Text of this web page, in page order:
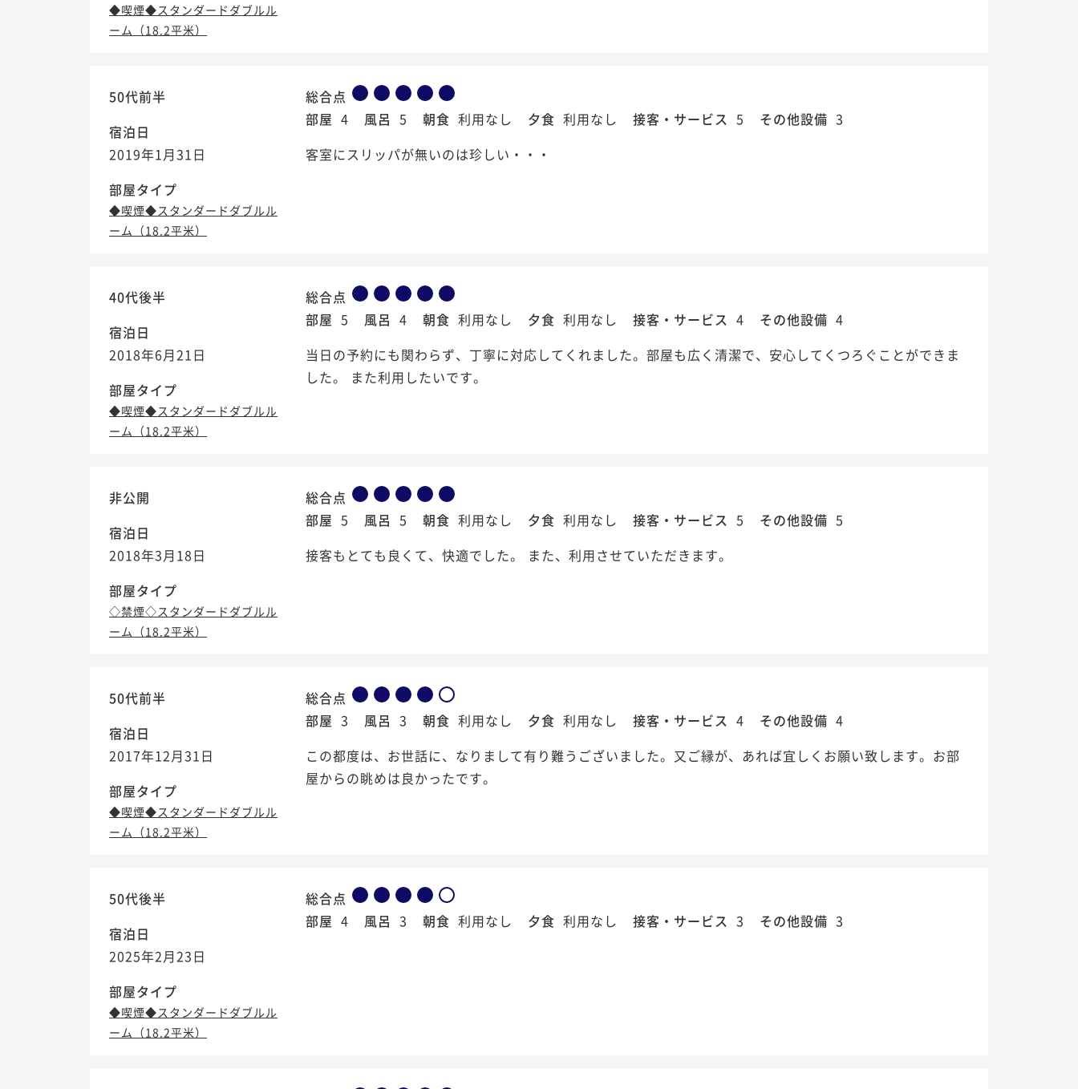
◆喫煙◆スタンダードダブルル
ーム（18.2平米）
50代前半
宿泊日
2019年1月31日
部屋タイプ
◆喫煙◆スタンダードダブルル
ーム（18.2平米）
総合点
部屋 4 風呂 5 朝食 利用なし 夕食 利用なし 接客・サービス 5 その他設備 3
客室にスリッパが無いのは珍しい・・・
40代後半
宿泊日
2018年6月21日
部屋タイプ
◆喫煙◆スタンダードダブルル
ーム（18.2平米）
総合点
部屋 5 風呂 4 朝食 利用なし 夕食 利用なし 接客・サービス 4 その他設備 4
当日の予約にも関わらず、丁寧に対応してくれました。部屋も広く清潔で、安心してくつろぐことができま
した。 また利用したいです。
非公開
宿泊日
2018年3月18日
部屋タイプ
◇禁煙◇スタンダードダブルル
ーム（18.2平米）
総合点
部屋 5 風呂 5 朝食 利用なし 夕食 利用なし 接客・サービス 5 その他設備 5
接客もとても良くて、快適でした。 また、利用させていただきます。
50代前半
宿泊日
2017年12月31日
部屋タイプ
◆喫煙◆スタンダードダブルル
ーム（18.2平米）
総合点
部屋 3 風呂 3 朝食 利用なし 夕食 利用なし 接客・サービス 4 その他設備 4
この都度は、お世話に、なりまして有り難うございました。又ご縁が、あれば宜しくお願い致します。お部
屋からの眺めは良かったです。
50代後半
宿泊日
2025年2月23日
部屋タイプ
◆喫煙◆スタンダードダブルル
ーム（18.2平米）
総合点
部屋 4 風呂 3 朝食 利用なし 夕食 利用なし 接客・サービス 3 その他設備 3